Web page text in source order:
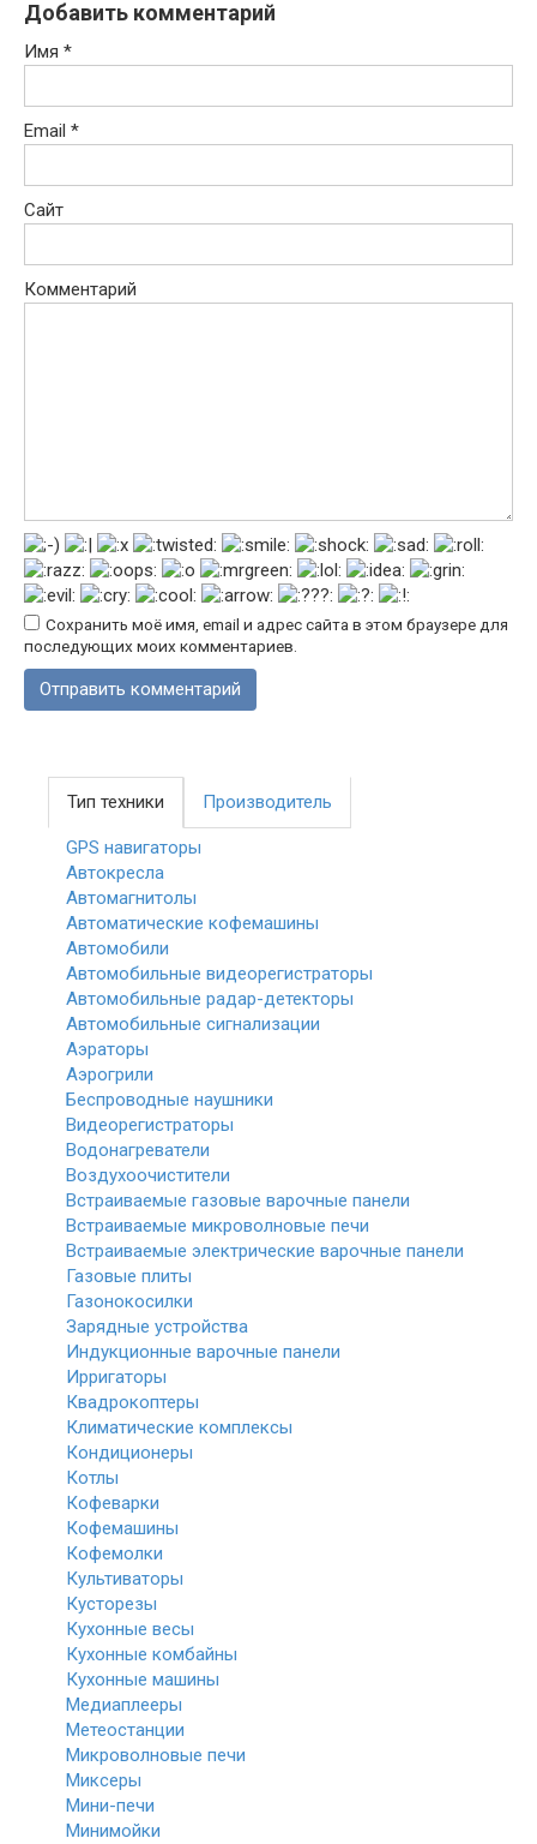
Добавить комментарий
Имя *
Email *
Сайт
Комментарий
Сохранить моё имя, email и адрес сайта в этом браузере для
последующих моих комментариев.
Тип техники Производитель
GPS навигаторы
Автокресла
Автомагнитолы
Автоматические кофемашины
Автомобили
Автомобильные видеорегистраторы
Автомобильные радар-детекторы
Автомобильные сигнализации
Аэраторы
Аэрогрили
Беспроводные наушники
Видеорегистраторы
Водонагреватели
Воздухоочистители
Встраиваемые газовые варочные панели
Встраиваемые микроволновые печи
Встраиваемые электрические варочные панели
Газовые плиты
Газонокосилки
Зарядные устройства
Индукционные варочные панели
Ирригаторы
Квадрокоптеры
Климатические комплексы
Кондиционеры
Котлы
Кофеварки
Кофемашины
Кофемолки
Культиваторы
Кусторезы
Кухонные весы
Кухонные комбайны
Кухонные машины
Медиаплееры
Метеостанции
Микроволновые печи
Миксеры
Мини-печи
Минимойки